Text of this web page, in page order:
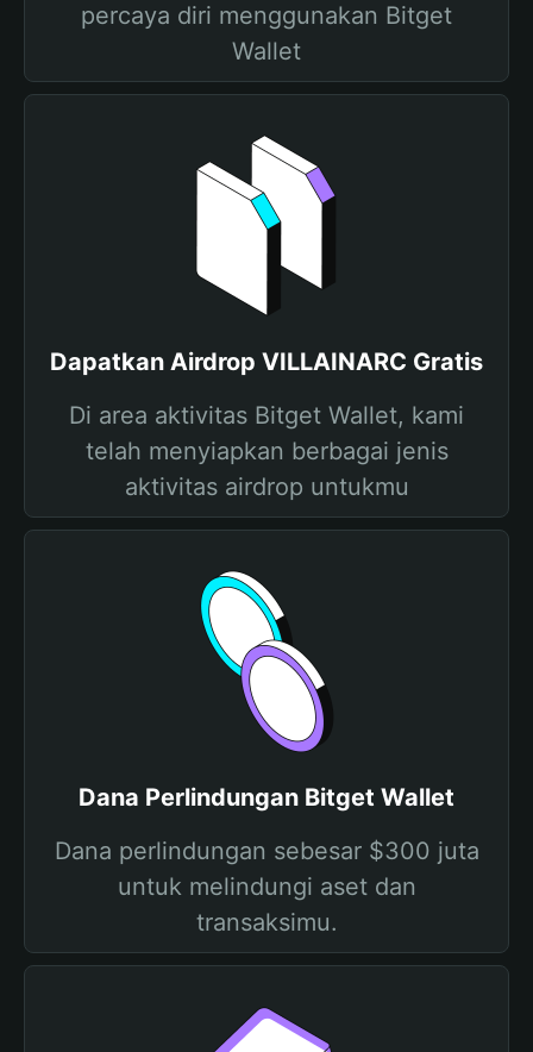
percaya diri menggunakan Bitget
Wallet
Dapatkan Airdrop VILLAINARC Gratis
Di area aktivitas Bitget Wallet, kami
telah menyiapkan berbagai jenis
aktivitas airdrop untukmu
Dana Perlindungan Bitget Wallet
Dana perlindungan sebesar $300 juta
untuk melindungi aset dan
transaksimu.